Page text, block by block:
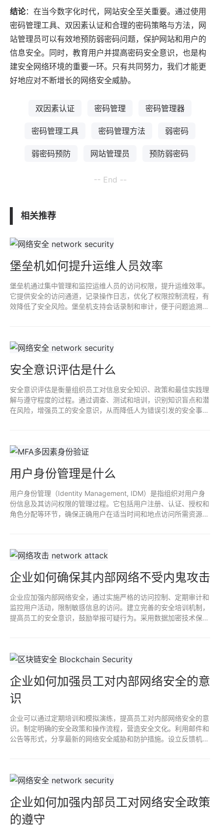
结论：在当今数字化时代，网站安全至关重要。通过使用
密码管理工具、双因素认证和合理的密码策略与方法，网
站管理员可以有效地预防弱密码问题，保护网站和用户的
信息安全。同时，教育用户并提高密码安全意识，也是构
建安全网络环境的重要一环。只有共同努力，我们才能更
好地应对不断增长的网络安全威胁。
双因素认证 密码管理 密码管理器
密码管理工具 密码管理方法 弱密码
弱密码预防 网站管理员 预防弱密码
-- End --
相关推荐
堡垒机如何提升运维人员效率
堡垒机通过集中管理和监控运维人员的访问权限，提升运维效率。
它提供安全的访问通道，记录操作日志，优化了权限控制流程，有
效降低了安全风险。堡垒机支持会话录制和审计，便于问题追溯和
安全意识评估是什么
安全意识评估是衡量组织员工对信息安全知识、政策和最佳实践理
解与遵守程度的过程。通过调查、测试和培训，识别知识盲点和潜
在风险，增强员工的安全意识，从而降低人为错误引发的安全事
用户身份管理是什么
用户身份管理（Identity Management, IDM）是指组织对用户身
份信息及其访问权限的管理过程。它包括用户注册、认证、授权和
角色分配等环节，确保正确用户在适当时间和地点访问所需资源，
企业如何确保其内部网络不受内鬼攻击
企业应加强内部网络安全，通过实施严格的访问控制、定期审计和
监控用户活动，限制敏感信息的访问。建立完善的安全培训机制，
提高员工的安全意识，鼓励举报可疑行为。采用数据加密技术保护
企业如何加强员工对内部网络安全的意
识
企业可以通过定期培训和模拟演练，提高员工对内部网络安全的意
识。制定明确的安全政策和操作流程，营造安全文化。利用邮件和
公告等形式，分享最新的网络安全威胁和防护措施。设立反馈机
企业如何加强内部员工对网络安全政策
的遵守